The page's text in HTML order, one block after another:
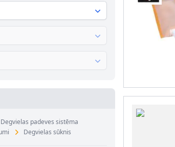
Degvielas padeves sistēma
Degvielas sūknis